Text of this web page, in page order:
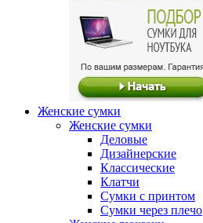
Женские сумки
Женские сумки
Деловые
Дизайнерские
Классические
Клатчи
Сумки с принтом
Сумки через плечо